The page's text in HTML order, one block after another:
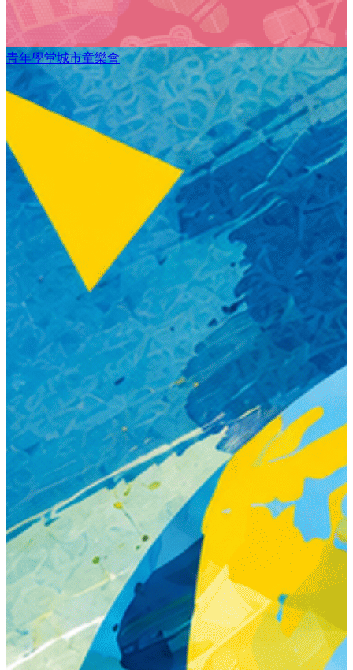
「2026 Taipei for Youth 臺北青春聯播—聯合社團展演」現正招
募中!